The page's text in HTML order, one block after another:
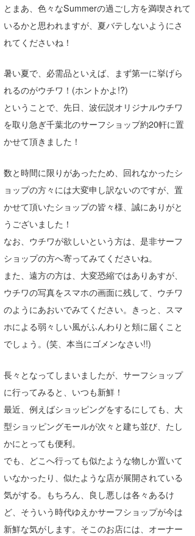
とまあ、色々なSummerの過ごし方を満喫されて
いるかと思われますが、夏バテしないようにさ
れてくださいね！
暑い夏で、必需品といえば、まず第一に挙げら
れるのがウチワ！(ホントかよ!?)
ということで、先日、波伝説オリジナルウチワ
を取り急ぎ千葉北のサーフショップ約20軒に置
かせて頂きました！
数と時間に限りがあったため、回れなかったシ
ョップの方々には大変申し訳ないのですが、置
かせて頂いたショップの皆々様、誠にありがと
うございました！
なお、ウチワが欲しいという方は、是非サーフ
ショップの方へ寄ってみてくださいね。
また、遠方の方は、大変恐縮ではありあすが、
ウチワの写真をスマホの画面に残して、ウチワ
のようにあおいでみてください。きっと、スマ
ホによる弱々しい風がふんわりと頬に届くこと
でしょう。(笑、本当にゴメンなさい!!)
長々となってしまいましたが、サーフショップ
に行ってみると、いつも新鮮！
最近、例えばショッピングをするにしても、大
型ショッピングモールが次々と建ち並び、たし
かにとっても便利。
でも、どこへ行っても似たような物しか置いて
いなかったり、似たような店が展開されている
気がする。もちろん、良し悪しは各々あるけ
ど、そういう時代ゆえかサーフショップが今は
新鮮な気がします。そこのお店には、オーナー
熊谷素子
植村未来
NOBUFUKU
大野”MAR”修聖
喜納海人
ECE
G◎Da
H
KID
KOBU
KY
MIN
mitz
OYZ
S.K
Soulman
waka☆=
YUKI☆
たっちー
まっきー
小川予報士
上田純子